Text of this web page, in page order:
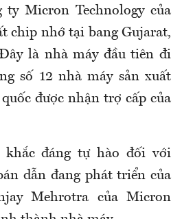
Micron Technology của
chip nhớ tại bang Gujarat,
là nhà máy đầu tiên đi
số 12 nhà máy sản xuất
được nhận trợ cấp của
đáng tự hào đối với
dẫn đang phát triển của
Mehrotra của Micron